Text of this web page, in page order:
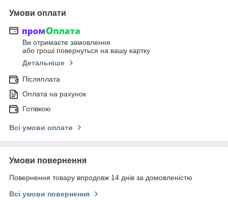
Умови оплати
Ви отримаєте замовлення
або гроші повернуться на вашу картку
Детальніше
Післяплата
Оплата на рахунок
Готівкою
Всі умови оплати
Умови повернення
Повернення товару впродовж 14 днів за домовленістю
Всі умови повернення